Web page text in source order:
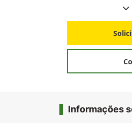
Informações